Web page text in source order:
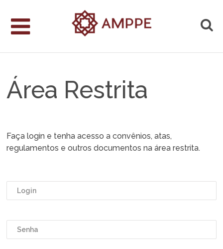
Área Restrita
Faça login e tenha acesso a convênios, atas,
regulamentos e outros documentos na área restrita.